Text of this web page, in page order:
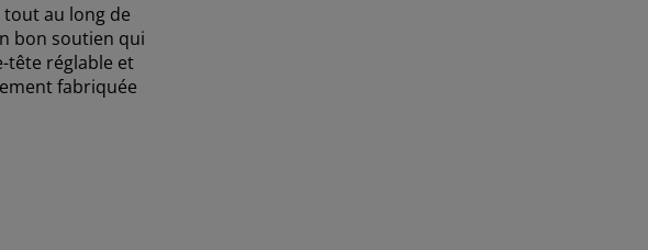
tout au long de
bon soutien qui
tête réglable et
fabriquée